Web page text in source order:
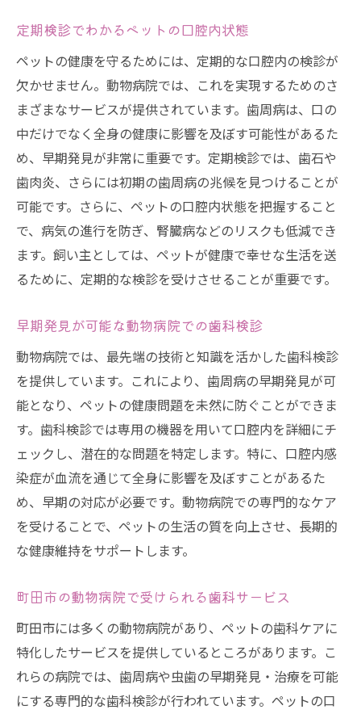
法
定期検診でわかるペットの口腔内状態
ペットの健康を守るためには、定期的な口腔内の検診が
欠かせません。動物病院では、これを実現するためのさ
まざまなサービスが提供されています。歯周病は、口の
中だけでなく全身の健康に影響を及ぼす可能性があるた
め、早期発見が非常に重要です。定期検診では、歯石や
歯肉炎、さらには初期の歯周病の兆候を見つけることが
可能です。さらに、ペットの口腔内状態を把握すること
で、病気の進行を防ぎ、腎臓病などのリスクも低減でき
ます。飼い主としては、ペットが健康で幸せな生活を送
るために、定期的な検診を受けさせることが重要です。
早期発見が可能な動物病院での歯科検診
動物病院では、最先端の技術と知識を活かした歯科検診
を提供しています。これにより、歯周病の早期発見が可
能となり、ペットの健康問題を未然に防ぐことができま
す。歯科検診では専用の機器を用いて口腔内を詳細にチ
ェックし、潜在的な問題を特定します。特に、口腔内感
染症が血流を通じて全身に影響を及ぼすことがあるた
め、早期の対応が必要です。動物病院での専門的なケア
を受けることで、ペットの生活の質を向上させ、長期的
な健康維持をサポートします。
町田市の動物病院で受けられる歯科サービス
町田市には多くの動物病院があり、ペットの歯科ケアに
特化したサービスを提供しているところがあります。こ
れらの病院では、歯周病や虫歯の早期発見・治療を可能
にする専門的な歯科検診が行われています。ペットの口